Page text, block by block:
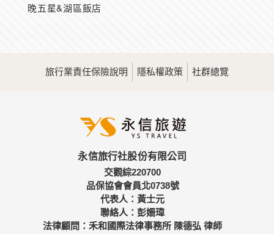
晚五星&湖區飯店
旅行業責任保險說明 隱私權政策 社群總覽
永信旅行社股份有限公司
交觀綜220700
品保協會會員北0738號
代表人：黃士元
聯絡人：彭姍瑋
法律顧問：禾和國際法律事務所 陳德弘 律師